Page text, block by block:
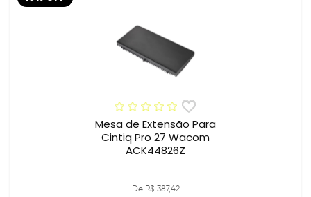
Mesa de Extensão Para
Cintiq Pro 27 Wacom
ACK44826Z
De R$ 387,42